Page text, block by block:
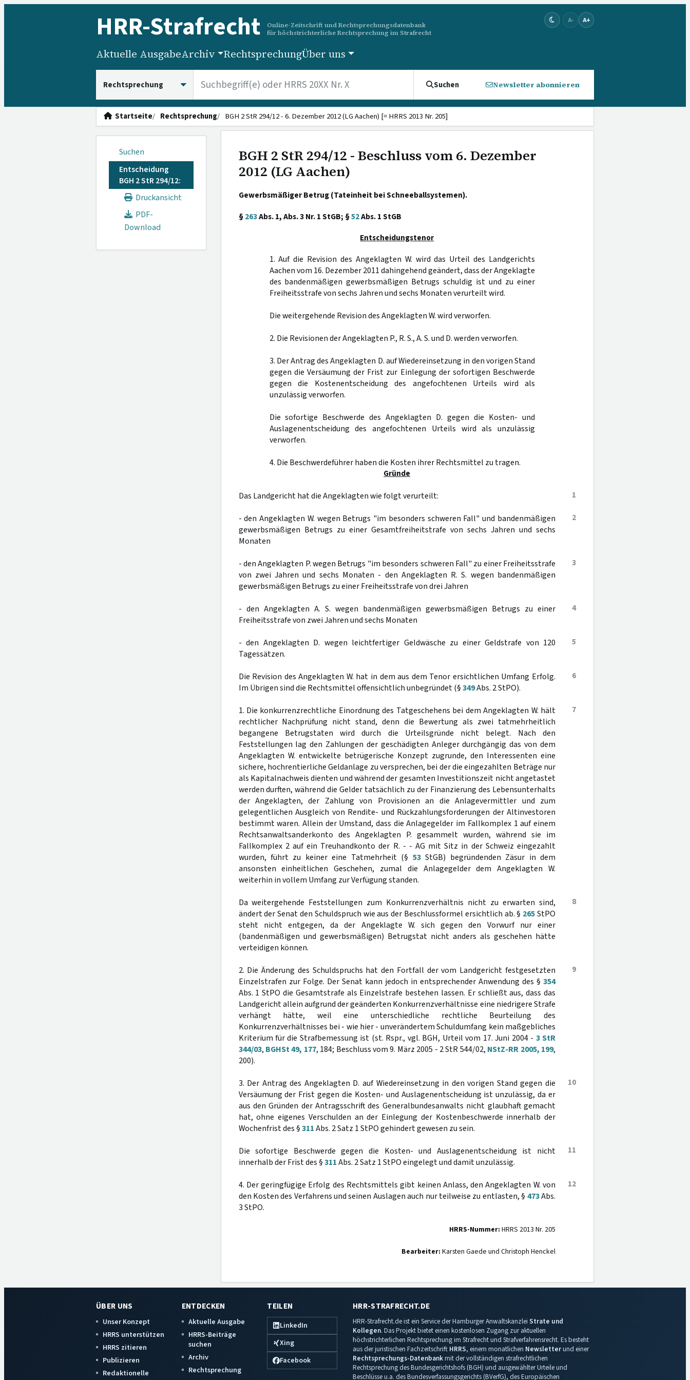
HRR-Strafrecht
Online-Zeitschrift und Rechtsprechungsdatenbank
für höchstrichterliche Rechtsprechung im Strafrecht
A- A+
Aktuelle AusgabeArchiv RechtsprechungÜber uns
Suchen Newsletter abonnieren
Startseite Rechtsprechung BGH 2 StR 294/12 - 6. Dezember 2012 (LG Aachen) [= HRRS 2013 Nr. 205]
Suchen
Entscheidung
BGH 2 StR 294/12:
Druckansicht
PDF-
Download
BGH 2 StR 294/12 - Beschluss vom 6. Dezember
2012 (LG Aachen)
Gewerbsmäßiger Betrug (Tateinheit bei Schneeballsystemen).
§263Abs. 1, Abs. 3 Nr. 1 StGB; §52Abs. 1 StGB
Entscheidungstenor
1. Auf die Revision des Angeklagten W. wird das Urteil des Landgerichts
Aachen vom 16. Dezember 2011 dahingehend geändert, dass der Angeklagte
des bandenmäßigen gewerbsmäßigen Betrugs schuldig ist und zu einer
Freiheitsstrafe von sechs Jahren und sechs Monaten verurteilt wird.
Die weitergehende Revision des Angeklagten W. wird verworfen.
2. Die Revisionen der Angeklagten P., R. S., A. S. und D. werden verworfen.
3. Der Antrag des Angeklagten D. auf Wiedereinsetzung in den vorigen Stand
gegen die Versäumung der Frist zur Einlegung der sofortigen Beschwerde
gegen die Kostenentscheidung des angefochtenen Urteils wird als
unzulässig verworfen.
Die sofortige Beschwerde des Angeklagten D. gegen die Kosten- und
Auslagenentscheidung des angefochtenen Urteils wird als unzulässig
verworfen.
4. Die Beschwerdeführer haben die Kosten ihrer Rechtsmittel zu tragen.
Gründe
1
Das Landgericht hat die Angeklagten wie folgt verurteilt:
2
- den Angeklagten W. wegen Betrugs "im besonders schweren Fall" und bandenmäßigen
gewerbsmäßigen Betrugs zu einer Gesamtfreiheitstrafe von sechs Jahren und sechs
Monaten
3
- den Angeklagten P. wegen Betrugs "im besonders schweren Fall" zu einer Freiheitsstrafe
von zwei Jahren und sechs Monaten - den Angeklagten R. S. wegen bandenmäßigen
gewerbsmäßigen Betrugs zu einer Freiheitsstrafe von drei Jahren
4
- den Angeklagten A. S. wegen bandenmäßigen gewerbsmäßigen Betrugs zu einer
Freiheitsstrafe von zwei Jahren und sechs Monaten
5
- den Angeklagten D. wegen leichtfertiger Geldwäsche zu einer Geldstrafe von 120
Tagessätzen.
6
Die Revision des Angeklagten W. hat in dem aus dem Tenor ersichtlichen Umfang Erfolg.
Im Übrigen sind die Rechtsmittel offensichtlich unbegründet (§349Abs. 2 StPO).
7
1. Die konkurrenzrechtliche Einordnung des Tatgeschehens bei dem Angeklagten W. hält
rechtlicher Nachprüfung nicht stand, denn die Bewertung als zwei tatmehrheitlich
begangene Betrugstaten wird durch die Urteilsgründe nicht belegt. Nach den
Feststellungen lag den Zahlungen der geschädigten Anleger durchgängig das von dem
Angeklagten W. entwickelte betrügerische Konzept zugrunde, den Interessenten eine
sichere, hochrentierliche Geldanlage zu versprechen, bei der die eingezahlten Beträge nur
als Kapitalnachweis dienten und während der gesamten Investitionszeit nicht angetastet
werden durften, während die Gelder tatsächlich zu der Finanzierung des Lebensunterhalts
der Angeklagten, der Zahlung von Provisionen an die Anlagevermittler und zum
gelegentlichen Ausgleich von Rendite- und Rückzahlungsforderungen der Altinvestoren
bestimmt waren. Allein der Umstand, dass die Anlagegelder im Fallkomplex 1 auf einem
Rechtsanwaltsanderkonto des Angeklagten P. gesammelt wurden, während sie im
Fallkomplex 2 auf ein Treuhandkonto der R. - - AG mit Sitz in der Schweiz eingezahlt
wurden, führt zu keiner eine Tatmehrheit (§ 53StGB) begründenden Zäsur in dem
ansonsten einheitlichen Geschehen, zumal die Anlagegelder dem Angeklagten W.
weiterhin in vollem Umfang zur Verfügung standen.
8
Da weitergehende Feststellungen zum Konkurrenzverhältnis nicht zu erwarten sind,
ändert der Senat den Schuldspruch wie aus der Beschlussformel ersichtlich ab. § 265StPO
steht nicht entgegen, da der Angeklagte W. sich gegen den Vorwurf nur einer
(bandenmäßigen und gewerbsmäßigen) Betrugstat nicht anders als geschehen hätte
verteidigen können.
9
2. Die Änderung des Schuldspruchs hat den Fortfall der vom Landgericht festgesetzten
Einzelstrafen zur Folge. Der Senat kann jedoch in entsprechender Anwendung des § 354
Abs. 1 StPO die Gesamtstrafe als Einzelstrafe bestehen lassen. Er schließt aus, dass das
Landgericht allein aufgrund der geänderten Konkurrenzverhältnisse eine niedrigere Strafe
verhängt hätte, weil eine unterschiedliche rechtliche Beurteilung des
Konkurrenzverhältnisses bei - wie hier - unverändertem Schuldumfang kein maßgebliches
Kriterium für die Strafbemessung ist (st. Rspr., vgl. BGH, Urteil vom 17. Juni 2004 - 3 StR
344/03, BGHSt 49, 177, 184; Beschluss vom 9. März 2005 - 2 StR 544/02, NStZ-RR 2005, 199,
200).
10
3. Der Antrag des Angeklagten D. auf Wiedereinsetzung in den vorigen Stand gegen die
Versäumung der Frist gegen die Kosten- und Auslagenentscheidung ist unzulässig, da er
aus den Gründen der Antragsschrift des Generalbundesanwalts nicht glaubhaft gemacht
hat, ohne eigenes Verschulden an der Einlegung der Kostenbeschwerde innerhalb der
Wochenfrist des §311Abs. 2 Satz 1 StPO gehindert gewesen zu sein.
11
Die sofortige Beschwerde gegen die Kosten- und Auslagenentscheidung ist nicht
innerhalb der Frist des §311Abs. 2 Satz 1 StPO eingelegt und damit unzulässig.
12
4. Der geringfügige Erfolg des Rechtsmittels gibt keinen Anlass, den Angeklagten W. von
den Kosten des Verfahrens und seinen Auslagen auch nur teilweise zu entlasten, § 473Abs.
3 StPO.
HRRS-Nummer: HRRS 2013 Nr. 205
Bearbeiter: Karsten Gaede und Christoph Henckel
ÜBER UNS
Unser Konzept
HRRS unterstützen
HRRS zitieren
Publizieren
Redaktionelle
ENTDECKEN
Aktuelle Ausgabe
HRRS-Beiträge
suchen
Archiv
Rechtsprechung
TEILEN
LinkedIn
Xing
Facebook
HRR-STRAFRECHT.DE
HRR-Strafrecht.de ist ein Service der Hamburger Anwaltskanzlei Strate und
Kollegen. Das Projekt bietet einen kostenlosen Zugang zur aktuellen
höchstrichterlichen Rechtsprechung im Strafrecht und Strafverfahrensrecht. Es besteht
aus der juristischen Fachzeitschrift HRRS, einem monatlichen Newsletterund einer
Rechtsprechungs-Datenbankmit der vollständigen strafrechtlichen
Rechtsprechung des Bundesgerichtshofs (BGH) und ausgewählter Urteile und
Beschlüsse u.a. des Bundesverfassungsgerichts (BVerfG), des Europäischen